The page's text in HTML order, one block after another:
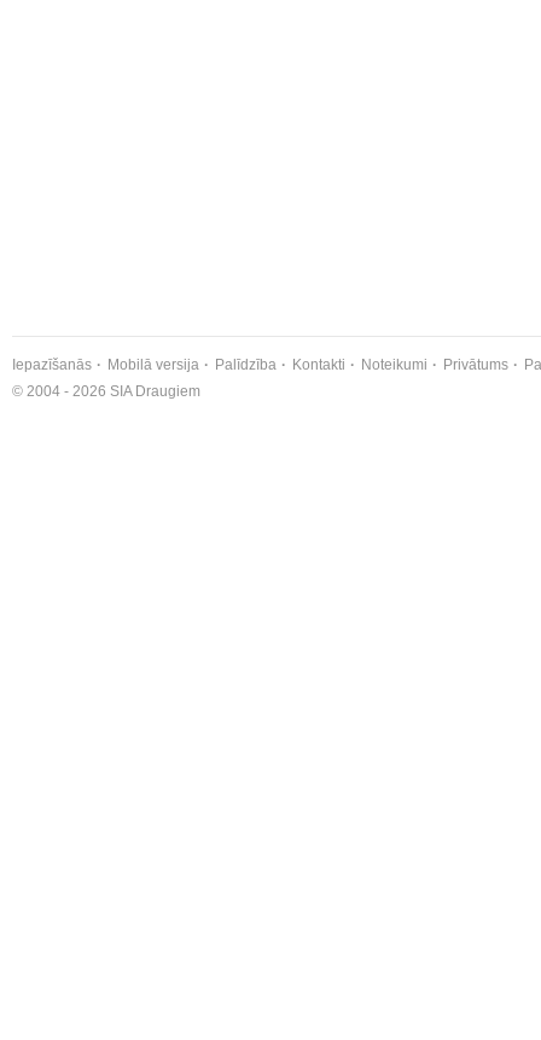
Iepazīšanās Mobilā versija Palīdzība Kontakti Noteikumi Privātums
© 2004 - 2026 SIA Draugiem